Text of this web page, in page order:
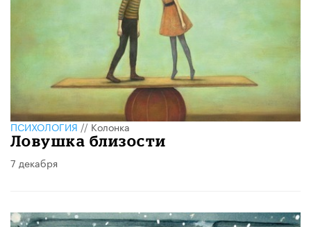
ПСИХОЛОГИЯ//Колонка
Ловушка близости
7 декабря